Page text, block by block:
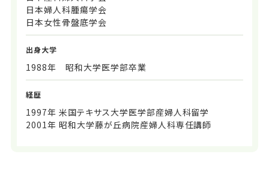
日本婦人科腫瘍学会
日本女性骨盤底学会
出身大学
1988年 昭和大学医学部卒業
経歴
1997年 米国テキサス大学医学部産婦人科留学
2001年 昭和大学藤が丘病院産婦人科専任講師